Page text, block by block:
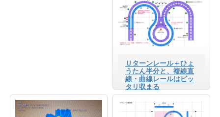
Ｕターンレール＋ひょ
うたん半分と、複線直
線・曲線レールはピッ
タリ収まる